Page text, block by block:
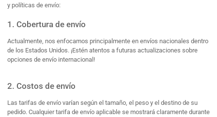
y políticas de envío:
1. Cobertura de envío
Actualmente, nos enfocamos principalmente en envíos nacionales dentro
de los Estados Unidos. ¡Estén atentos a futuras actualizaciones sobre
opciones de envío internacional!
2. Costos de envío
Las tarifas de envío varían según el tamaño, el peso y el destino de su
pedido. Cualquier tarifa de envío aplicable se mostrará claramente durante